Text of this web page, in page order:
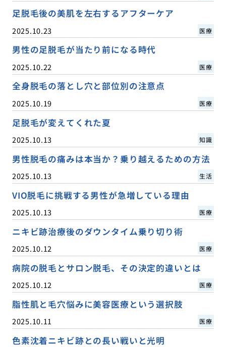
足脱毛後の美肌を左右するアフターケア
2025.10.23 医療
男性の足脱毛が当たり前になる時代
2025.10.22 医療
全身脱毛の落とし穴と部位別の注意点
2025.10.19 医療
足脱毛が変えてくれた夏
2025.10.13 知識
男性脱毛の痛みは本当か？乗り越えるための方法
2025.10.13 生活
VIO脱毛に挑戦する男性が急増している理由
2025.10.13 医療
ニキビ跡治療後のダウンタイム乗り切り術
2025.10.12 医療
病院の脱毛とサロン脱毛、その決定的違いとは
2025.10.12 医療
脂性肌と毛穴悩みに美容医療という選択肢
2025.10.11 医療
色素沈着ニキビ跡との長い戦いと光明